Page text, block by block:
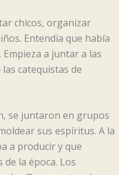
chicos, organizar
Entendía que había
a juntar a las
catequistas de
se juntaron en grupos
sus espíritus. A la
a producir y que
la época. Los